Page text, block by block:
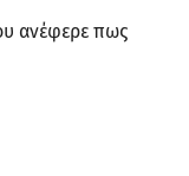
ανέφερε πως